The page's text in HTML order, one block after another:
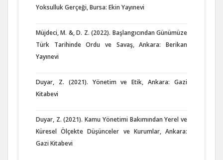
Yoksulluk Gerçeği, Bursa: Ekin Yayınevi
Müjdeci, M. &, D. Z. (2022). Başlangıcından Günümüze
Türk Tarihinde Ordu ve Savaş, Ankara: Berikan
Yayınevi
Duyar, Z. (2021). Yönetim ve Etik, Ankara: Gazi
Kitabevi
Duyar, Z. (2021). Kamu Yönetimi Bakımından Yerel ve
Küresel Ölçekte Düşünceler ve Kurumlar, Ankara:
Gazi Kitabevi